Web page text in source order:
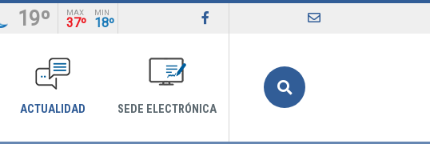
19º MAX
37º
MIN
18º
ACTUALIDAD SEDE ELECTRÓNICA